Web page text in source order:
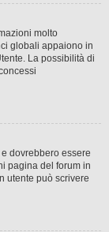
molto
globali appaiono in
La possibilità di
dovrebbero essere
pagina del forum in
utente può scrivere